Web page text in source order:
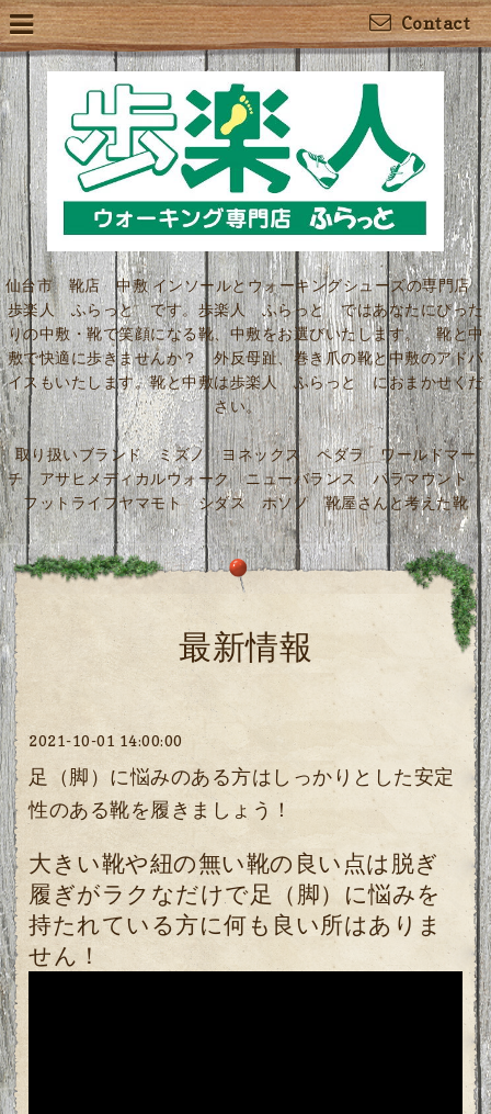
Contact
仙台市 靴店 中敷 インソールとウォーキングシューズの専門店
歩楽人 ふらっと です。歩楽人 ふらっと ではあなたにぴった
りの中敷・靴で笑顔になる靴、中敷をお選びいたします。 靴と中
敷で快適に歩きませんか？ 外反母趾、巻き爪の靴と中敷のアドバ
イスもいたします。靴と中敷は歩楽人 ふらっと におまかせくだ
さい。
取り扱いブランド ミズノ ヨネックス ペダラ ワールドマー
チ アサヒメディカルウォーク ニューバランス パラマウント
フットライフヤマモト シダス ホソノ 靴屋さんと考えた靴
最新情報
2021-10-01 14:00:00
足（脚）に悩みのある方はしっかりとした安定
性のある靴を履きましょう！
大きい靴や紐の無い靴の良い点は脱ぎ
履ぎがラクなだけで足（脚）に悩みを
持たれている方に何も良い所はありま
せん！